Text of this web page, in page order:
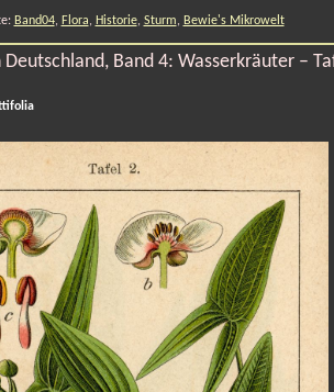
Band04, Flora, Historie, Sturm, Bewie's Mikrowelt
Band 4: Wasserkräuter –